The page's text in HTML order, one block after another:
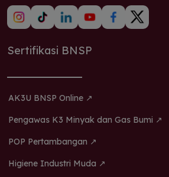
Sertifikasi BNSP
AK3U BNSP Online ↗
Pengawas K3 Minyak dan Gas Bumi ↗
POP Pertambangan ↗
Higiene Industri Muda ↗